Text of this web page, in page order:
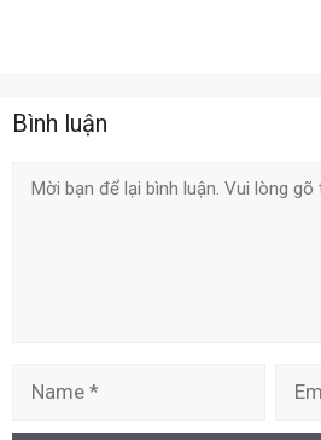
Bình luận
Comment